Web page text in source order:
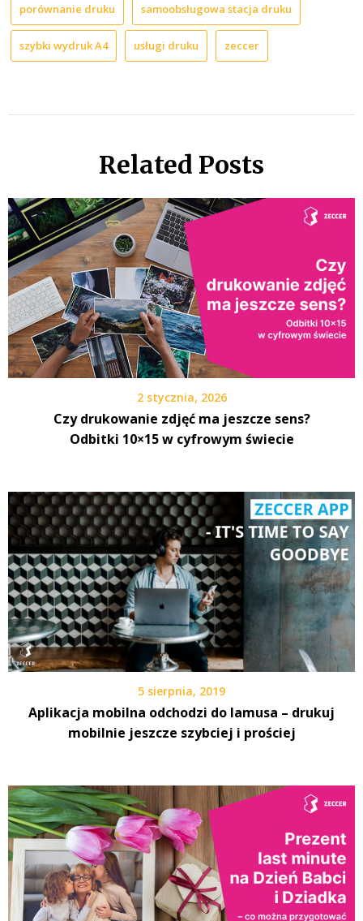
porównanie druku samoobsługowa stacja druku
szybki wydruk A4 usługi druku zeccer
Related Posts
2 stycznia, 2026
Czy drukowanie zdjęć ma jeszcze sens?
Odbitki 10×15 w cyfrowym świecie
5 sierpnia, 2019
Aplikacja mobilna odchodzi do lamusa – drukuj
mobilnie jeszcze szybciej i prościej